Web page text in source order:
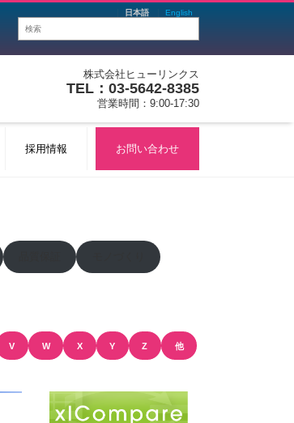
日本語 English
株式会社ヒューリンクス
TEL：03-5642-8385
営業時間：9:00-17:30
採用情報 お問い合わせ
V W X Y Z 他